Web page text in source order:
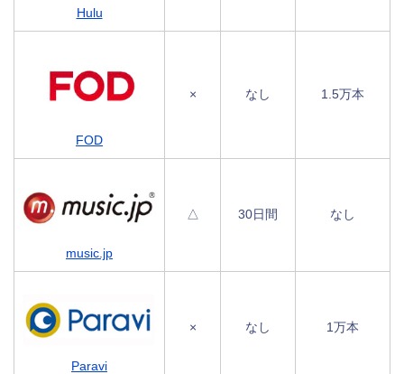
Hulu
FOD
× なし 1.5万本
music.jp
△ 30日間 なし
Paravi
× なし 1万本